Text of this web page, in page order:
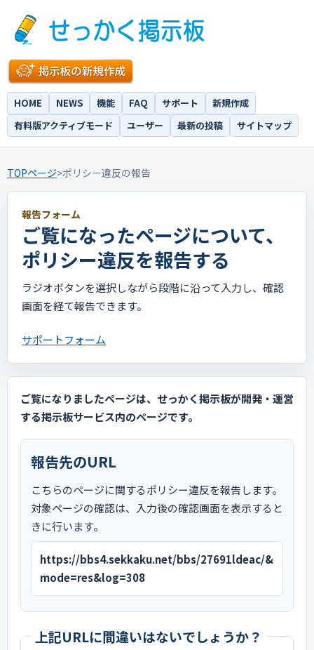
HOME NEWS 機能 FAQ サポート
新規作成
有料版アクティブモード
ユーザー 最新の投稿 サイトマップ
TOPページ>ポリシー違反の報告
報告フォーム
ご覧になったページについて、
ポリシー違反を報告する
ラジオボタンを選択しながら段階に沿って入力し、確認
画面を経て報告できます。
サポートフォーム
ご覧になりましたページは、せっかく掲示板が開発・運営
する掲示板サービス内のページです。
報告先のURL
こちらのページに関するポリシー違反を報告します。
対象ページの確認は、入力後の確認画面を表示すると
きに行います。
https://bbs4.sekkaku.net/bbs/27691ldeac/&
mode=res&log=308
上記URLに間違いはないでしょうか？